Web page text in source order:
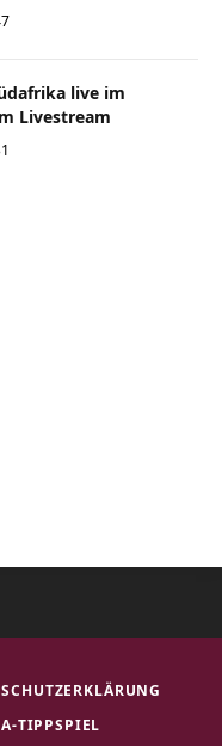
live im
Livestream
TIPPSPIEL